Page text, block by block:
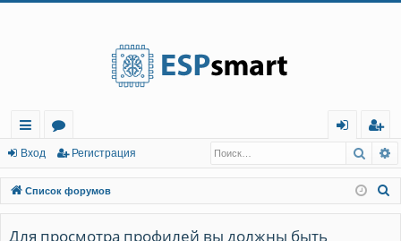
с
ы
лк
и
о
ру
м
ы
д
г
ис
тр
Вход Регистрация
Список форумов
Для просмотра профилей вы должны быть